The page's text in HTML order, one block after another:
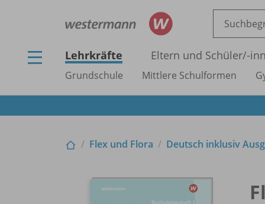
Lehrkräfte Eltern und Schüler/-
Grundschule Mittlere Schulformen
Flex und Flora Deutsch inklusiv